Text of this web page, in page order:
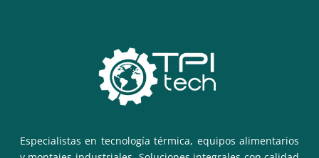
Especialistas en tecnología térmica, equipos alimentarios